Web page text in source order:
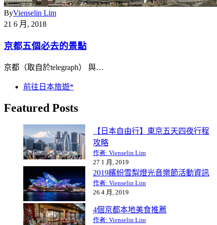
ByVienselin Lim
21 6 月, 2018
京都五個必去的景點
京都（取自於telegraph） 與…
前往日本旅遊*
Featured Posts
【日本自由行】東京五天四夜行程
攻略
作者: Vienselin Lim
27 1 月, 2019
2019繽紛雪梨燈光音樂節活動資訊
作者: Vienselin Lim
26 4 月, 2019
4個京都本地美食推薦
作者: Vienselin Lim